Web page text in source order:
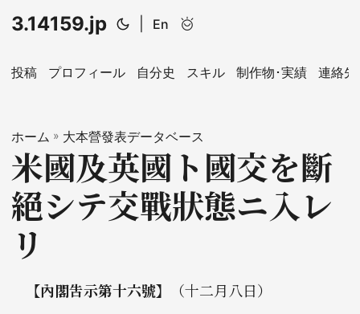
3.14159.jp En toki+pona
投稿 プロフィール 自分史 スキル 制作物･実績 連絡先
ホーム » 大本營發表データベース
米國及英國ト國交を斷
絕シテ交戰狀態ニ入レ
リ
【內閣吿示第十六號】
（十二月󠄁八日）